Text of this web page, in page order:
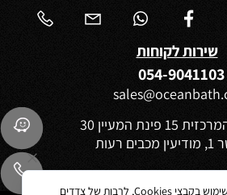
שירות לקוחות
054-9041103
המעיין 30
לידיעתך, באתרנו נעשה שימוש בקבצי Cookies, לרבות של צדדים